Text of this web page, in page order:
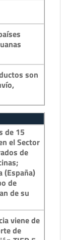
son
de 15
el Sector
de
(España)
de
de su
viene de
de